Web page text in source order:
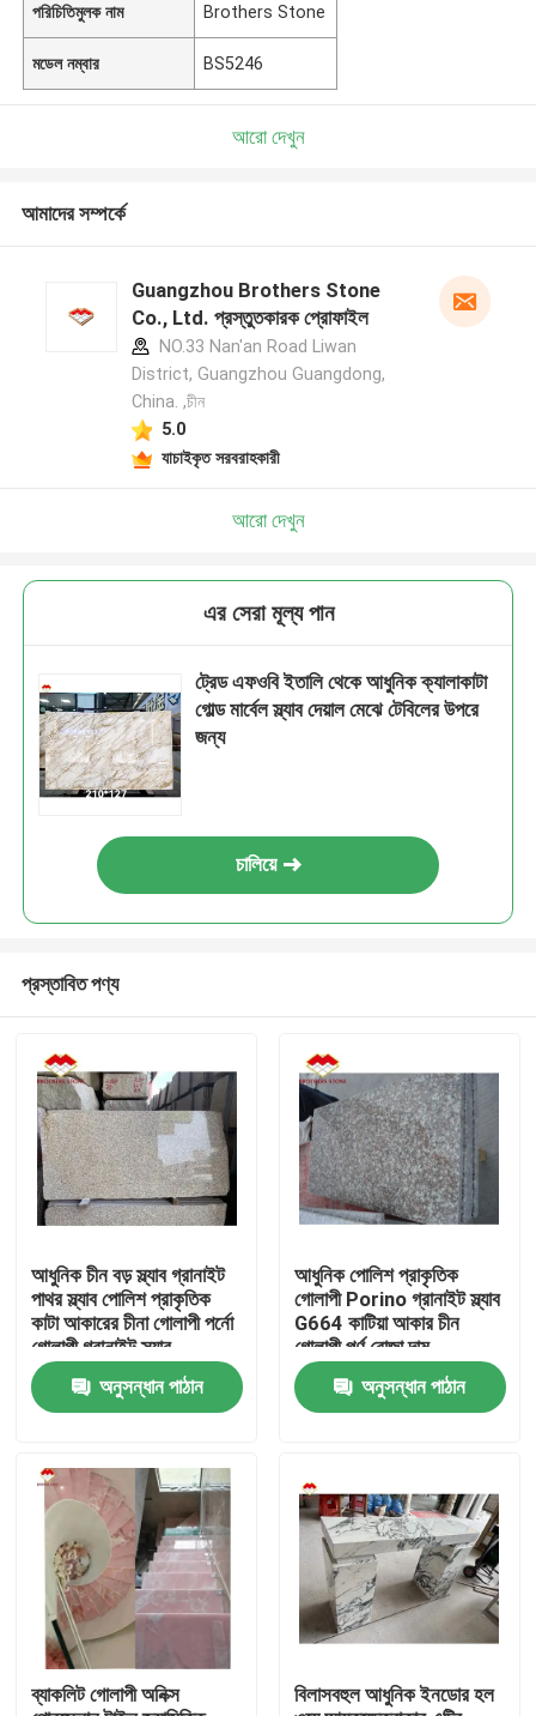
বাড়ি
পণ্য
আমাদের সম্বন্ধে
পরিচিতিমুলক নাম Brothers Stone
মডেল নম্বার BS5246
আরো দেখুন
আমাদের সম্পর্কে
Guangzhou Brothers Stone
Co., Ltd. প্রস্তুতকারক প্রোফাইল
NO.33 Nan'an Road Liwan
District, Guangzhou Guangdong,
China. ,চীন
5.0
যাচাইকৃত সরবরাহকারী
আরো দেখুন
এর সেরা মূল্য পান
ট্রেড এফওবি ইতালি থেকে আধুনিক ক্যালাকাটা
গোল্ড মার্বেল স্ল্যাব দেয়াল মেঝে টেবিলের উপরে
জন্য
চালিয়ে
প্রস্তাবিত পণ্য
আধুনিক চীন বড় স্ল্যাব গ্রানাইট
পাথর স্ল্যাব পোলিশ প্রাকৃতিক
কাটা আকারের চীনা গোলাপী পর্নো
গোলাপী গ্রানাইট স্ল্যাব
অনুসন্ধান পাঠান
আধুনিক পোলিশ প্রাকৃতিক
গোলাপী Porino গ্রানাইট স্ল্যাব
G664 কাটিয়া আকার চীন
গোলাপী পর্ণ রোজা দাম
অনুসন্ধান পাঠান
ব্যাকলিট গোলাপী অনিক্স
বিলাসবহুল আধুনিক ইনডোর হল